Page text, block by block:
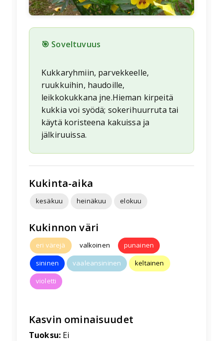
🎯 Soveltuvuus
Kukkaryhmiin, parvekkeelle,
ruukkuihin, haudoille,
leikkokukkana jne.Hieman kirpeitä
kukkia voi syödä; sokerihuurruta tai
käytä koristeena kakuissa ja
jälkiruuissa.
Kukinta-aika
kesäkuu heinäkuu elokuu
Kukinnon väri
eri värejä valkoinen
punainen
sininen
vaaleansininen
keltainen
violetti
Kasvin ominaisuudet
Tuoksu: Ei